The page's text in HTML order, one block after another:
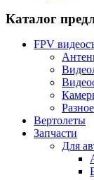
Каталог
FPV
Разное
Вертолеты
Запчасти
Для